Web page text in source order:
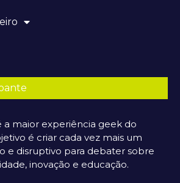
a maior experiência geek do
é criar cada vez mais um
e disruptivo para debater sobre
inovação e educação.